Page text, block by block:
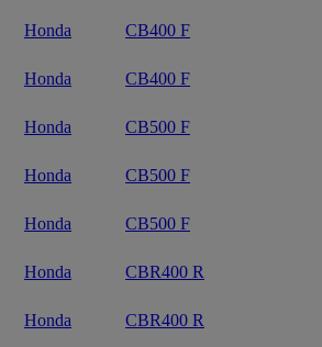
Honda CB400 F
Honda CB400 F
Honda CB500 F
Honda CB500 F
Honda CB500 F
Honda CBR400 R
Honda CBR400 R